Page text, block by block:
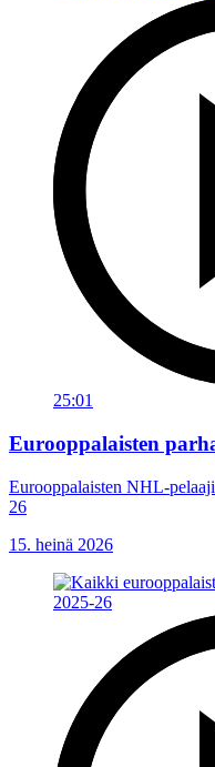
25:01
Eurooppalaisten
Eurooppalaisten NHL-
26
15. heinä 2026